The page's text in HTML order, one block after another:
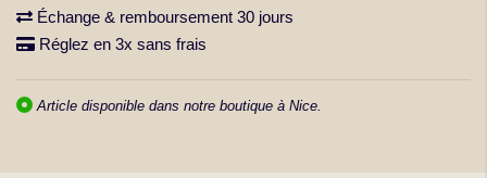
Échange & remboursement 30 jours
Réglez en 3x sans frais
Article disponible dans notre boutique à Nice.